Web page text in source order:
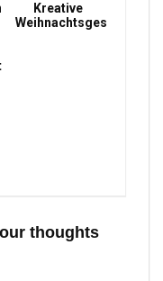
Kreative
Weihnachtsgeschenke
thoughts